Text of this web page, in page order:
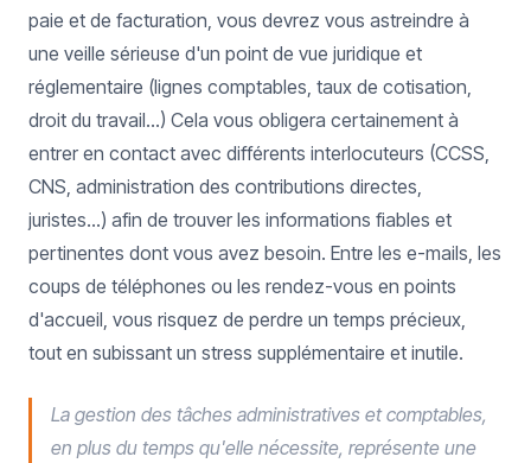
paie et de facturation, vous devrez vous astreindre à
une veille sérieuse d'un point de vue juridique et
réglementaire (lignes comptables, taux de cotisation,
droit du travail...) Cela vous obligera certainement à
entrer en contact avec différents interlocuteurs (CCSS,
CNS, administration des contributions directes,
juristes...) afin de trouver les informations fiables et
pertinentes dont vous avez besoin. Entre les e-mails, les
coups de téléphones ou les rendez-vous en points
d'accueil, vous risquez de perdre un temps précieux,
tout en subissant un stress supplémentaire et inutile.
La gestion des tâches administratives et comptables,
en plus du temps qu'elle nécessite, représente une